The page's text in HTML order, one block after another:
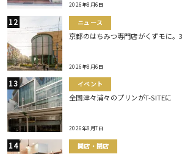
2026年8月6日
ニュース
京都のはちみつ専門店がくずモに。
2026年8月6日
イベント
全国津々浦々のプリンがT-SITEに
2026年8月7日
開店・閉店